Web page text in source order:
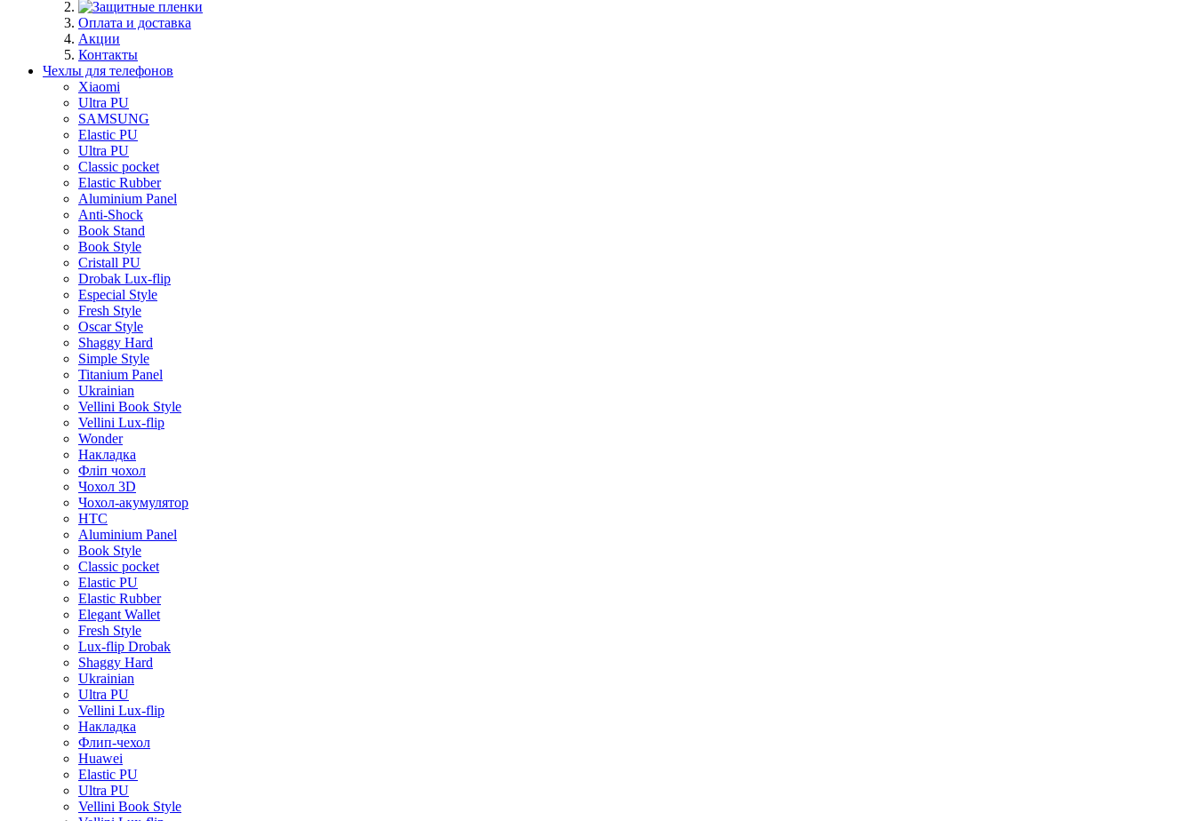
Оплата и доставка
Акции
Контакты
Чехлы для телефонов
Xiaomi
Ultra PU
SAMSUNG
Elastic PU
Ultra PU
Classic pocket
Elastic Rubber
Aluminium Panel
Anti-Shock
Book Stand
Book Style
Cristall PU
Drobak Lux-flip
Especial Style
Fresh Style
Oscar Style
Shaggy Hard
Simple Style
Titanium Panel
Ukrainian
Vellini Book Style
Vellini Lux-flip
Wonder
Накладка
Фліп чохол
Чохол 3D
Чохол-акумулятор
HTC
Aluminium Panel
Book Style
Classic pocket
Elastic PU
Elastic Rubber
Elegant Wallet
Fresh Style
Lux-flip Drobak
Shaggy Hard
Ukrainian
Ultra PU
Vellini Lux-flip
Накладка
Флип-чехол
Huawei
Elastic PU
Ultra PU
Vellini Book Style